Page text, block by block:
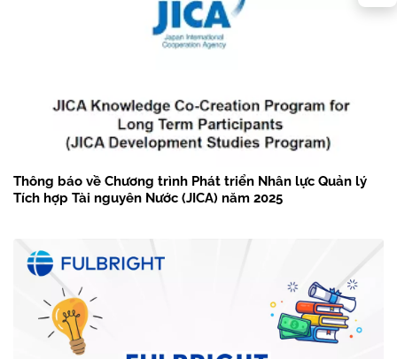
Thông báo về Chương trình Phát triển Nhân lực Quản lý
Tích hợp Tài nguyên Nước (JICA) năm 2025